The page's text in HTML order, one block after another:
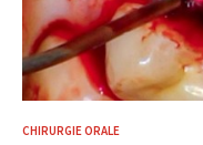
CHIRURGIE ORALE